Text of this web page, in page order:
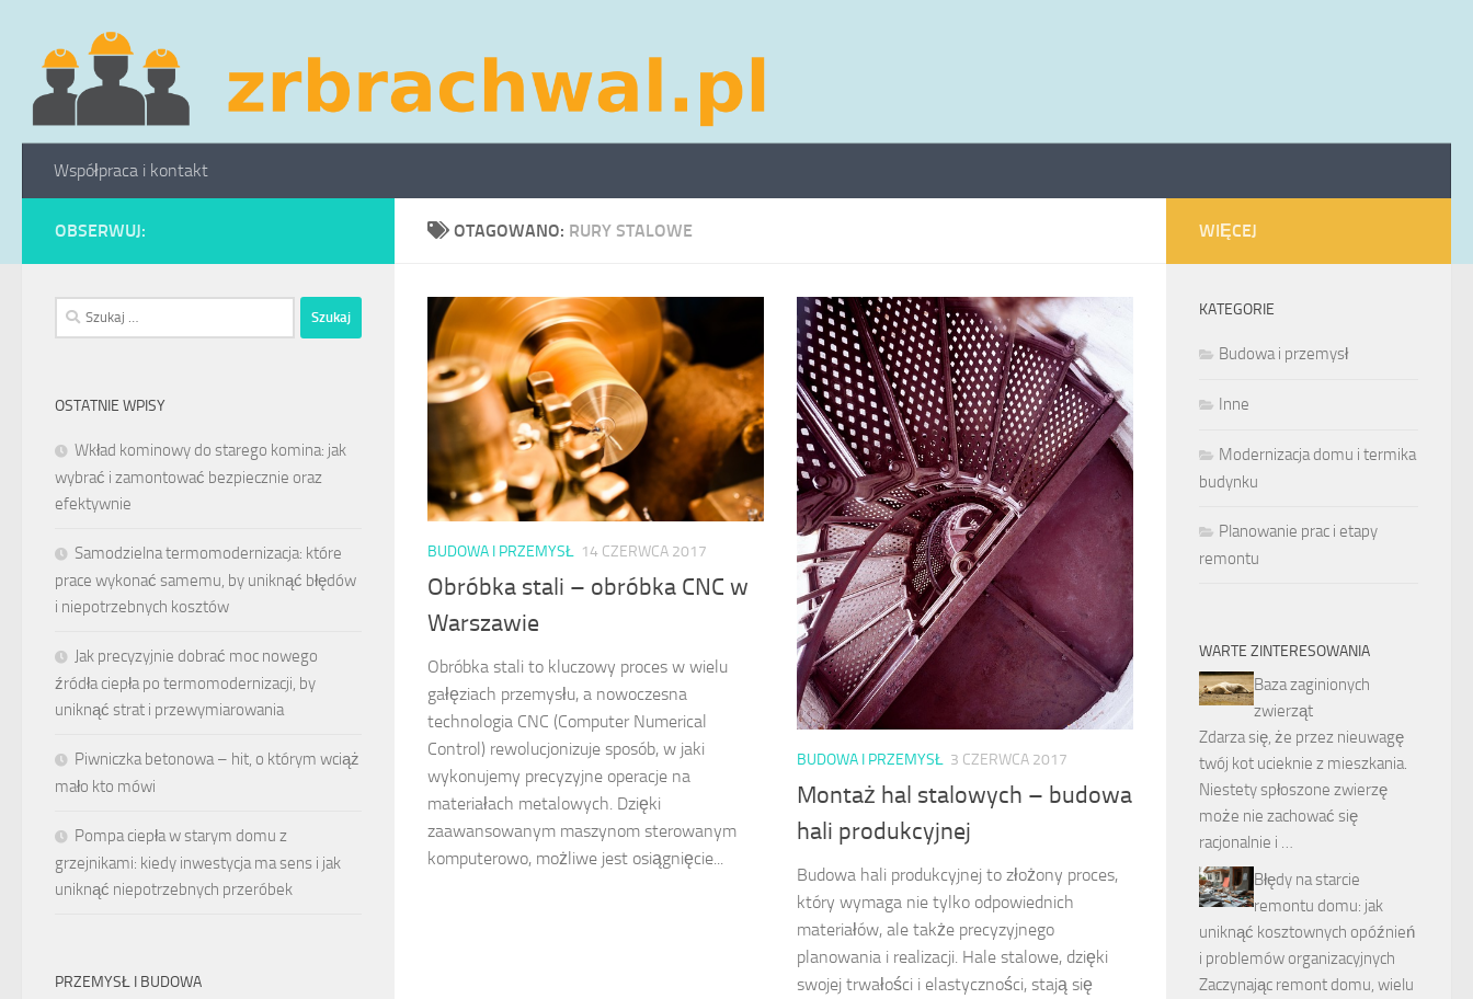
Skip to content
Współpraca i kontakt
OTAGOWANO: RURY STALOWE
BUDOWA I PRZEMYSŁ 14 CZERWCA 2017
Obróbka stali – obróbka CNC w
Warszawie
Obróbka stali to kluczowy proces w wielu
gałęziach przemysłu, a nowoczesna
technologia CNC (Computer Numerical
Control) rewolucjonizuje sposób, w jaki
wykonujemy precyzyjne operacje na
materiałach metalowych. Dzięki
zaawansowanym maszynom sterowanym
komputerowo, możliwe jest osiągnięcie...
BUDOWA I PRZEMYSŁ 3 CZERWCA 2017
Montaż hal stalowych – budowa
hali produkcyjnej
Budowa hali produkcyjnej to złożony proces,
który wymaga nie tylko odpowiednich
materiałów, ale także precyzyjnego
planowania i realizacji. Hale stalowe, dzięki
swojej trwałości i elastyczności, stają się
OBSERWUJ:
Szukaj:
OSTATNIE WPISY
Wkład kominowy do starego komina: jak
wybrać i zamontować bezpiecznie oraz
efektywnie
Samodzielna termomodernizacja: które
prace wykonać samemu, by uniknąć błędów
i niepotrzebnych kosztów
Jak precyzyjnie dobrać moc nowego
źródła ciepła po termomodernizacji, by
uniknąć strat i przewymiarowania
Piwniczka betonowa – hit, o którym wciąż
mało kto mówi
Pompa ciepła w starym domu z
grzejnikami: kiedy inwestycja ma sens i jak
uniknąć niepotrzebnych przeróbek
PRZEMYSŁ I BUDOWA
WIĘCEJ
KATEGORIE
Budowa i przemysł
Inne
Modernizacja domu i termika
budynku
Planowanie prac i etapy
remontu
WARTE ZINTERESOWANIA
Baza zaginionych
zwierząt
Zdarza się, że przez nieuwagę
twój kot ucieknie z mieszkania.
Niestety spłoszone zwierzę
może nie zachować się
racjonalnie i …
Błędy na starcie
remontu domu: jak
uniknąć kosztownych opóźnień
i problemów organizacyjnych
Zaczynając remont domu, wielu